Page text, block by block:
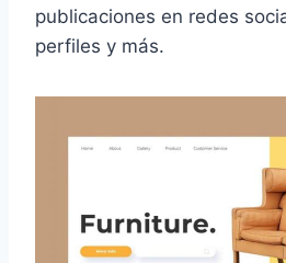
publicaciones en redes
perfiles y más.